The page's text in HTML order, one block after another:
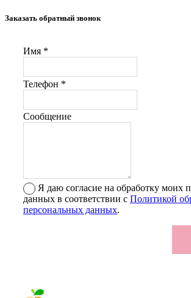
Заказать обратный звонок
Имя *
Телефон *
Сообщение
Я даю согласие на обработку моих
данных в соответствии с Политикой
персональных данных.